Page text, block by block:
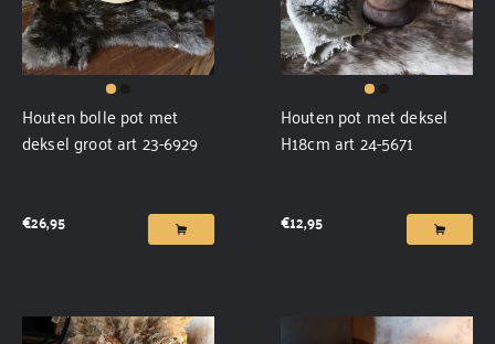
Houten bolle pot met
deksel groot art 23-6929
€26,95
Houten pot met deksel
H18cm art 24-5671
€12,95